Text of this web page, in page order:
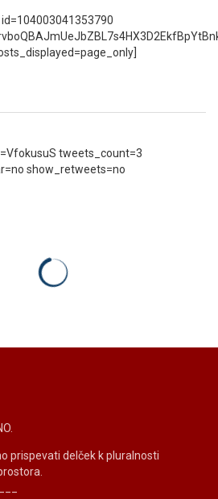
tweets_count=3
show_retweets=no
prispevati delček k pluralnosti